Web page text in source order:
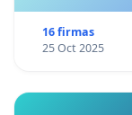
16 firmas
25 Oct 2025